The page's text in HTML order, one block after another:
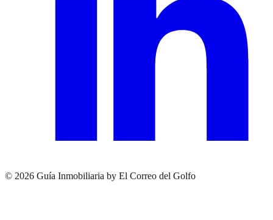
© 2026 Guía Inmobiliaria by El Correo del Golfo